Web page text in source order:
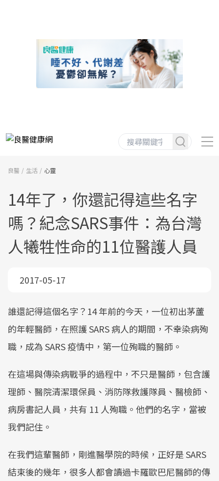
良醫 生活 心靈
14年了，你還記得這些名字
嗎？紀念SARS事件：為台灣
人犧牲性命的11位醫護人員
2017-05-17
誰還記得這個名字？14 年前的今天，一位初出茅蘆
的年輕醫師，在照護 SARS 病人的期間，不幸染病殉
職，成為 SARS 疫情中，第一位殉職的醫師。
在這場與傳染病戰爭的過程中，不只是醫師，包含護
理師、醫院清潔環保員、消防隊救護隊員、醫檢師、
病房書記人員，共有 11 人殉職。他們的名字，當被
我們記住。
在我們這輩醫師，剛進醫學院的時候，正好是 SARS
結束後的幾年，很多人都會讀過卡羅歐巴尼醫師的傳